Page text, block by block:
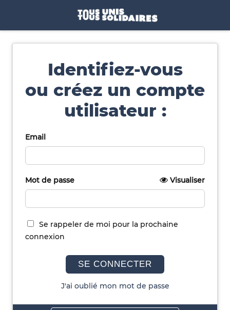
Identifiez-vous
ou créez un compte
utilisateur :
Email
Mot de passe Visualiser
Se rappeler de moi pour la prochaine
connexion
SE CONNECTER
J'ai oublié mon mot de passe